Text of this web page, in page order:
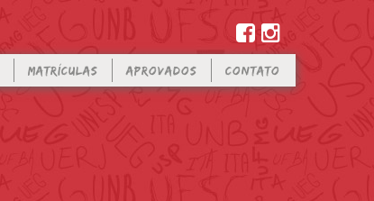
MATRÍCULAS APROVADOS CONTATO